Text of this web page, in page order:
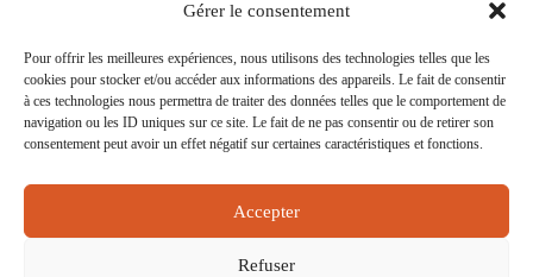
Gérer le consentement
Pour offrir les meilleures expériences, nous utilisons des technologies telles que les
cookies pour stocker et/ou accéder aux informations des appareils. Le fait de consentir
à ces technologies nous permettra de traiter des données telles que le comportement de
navigation ou les ID uniques sur ce site. Le fait de ne pas consentir ou de retirer son
consentement peut avoir un effet négatif sur certaines caractéristiques et fonctions.
Accepter
Refuser
15 rue Eugène Saccomano 92500 RUEIL-
MALMAISON